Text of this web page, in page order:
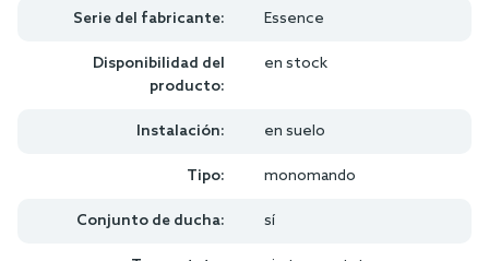
Serie del fabricante: Essence
Disponibilidad del
producto:
en stock
Instalación: en suelo
Tipo: monomando
Conjunto de ducha: sí